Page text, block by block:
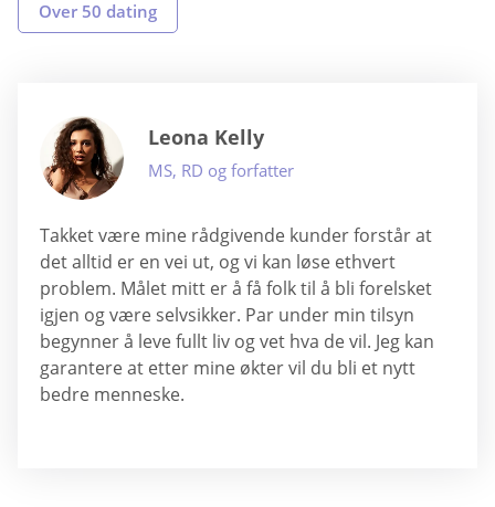
Over 50 dating
Leona Kelly
MS, RD og forfatter
Takket være mine rådgivende kunder forstår at
det alltid er en vei ut, og vi kan løse ethvert
problem. Målet mitt er å få folk til å bli forelsket
igjen og være selvsikker. Par under min tilsyn
begynner å leve fullt liv og vet hva de vil. Jeg kan
garantere at etter mine økter vil du bli et nytt
bedre menneske.